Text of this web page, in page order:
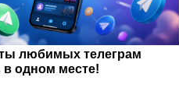
любимых телеграм
в одном месте!